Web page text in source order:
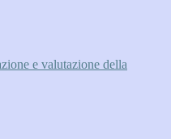
e valutazione della